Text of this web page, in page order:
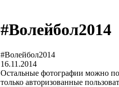
#Волейбол2014
#Волейбол2014
16.11.2014
Остальные фотографии можно
только авторизованные